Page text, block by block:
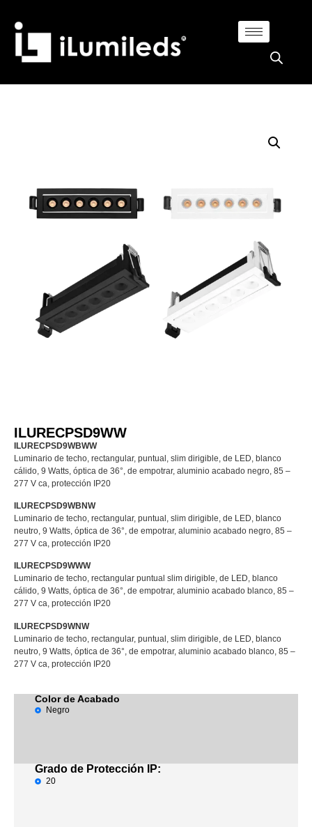
ILURECPSD9WW
ILURECPSD9WBWW
Luminario de techo, rectangular, puntual, slim dirigible, de LED, blanco
cálido, 9 Watts, óptica de 36°, de empotrar, aluminio acabado negro, 85 –
277 V ca, protección IP20
ILURECPSD9WBNW
Luminario de techo, rectangular, puntual, slim dirigible, de LED, blanco
neutro, 9 Watts, óptica de 36°, de empotrar, aluminio acabado negro, 85 –
277 V ca, protección IP20
ILURECPSD9WWW
Luminario de techo, rectangular puntual slim dirigible, de LED, blanco
cálido, 9 Watts, óptica de 36°, de empotrar, aluminio acabado blanco, 85 –
277 V ca, protección IP20
ILURECPSD9WNW
Luminario de techo, rectangular, puntual, slim dirigible, de LED, blanco
neutro, 9 Watts, óptica de 36°, de empotrar, aluminio acabado blanco, 85 –
277 V ca, protección IP20
Color de Acabado
Negro
Grado de Protección IP:
20